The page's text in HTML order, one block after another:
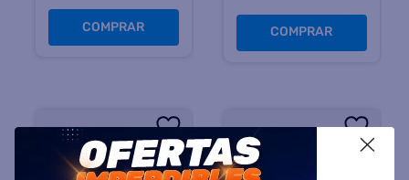
COMPRAR COMPRAR
X